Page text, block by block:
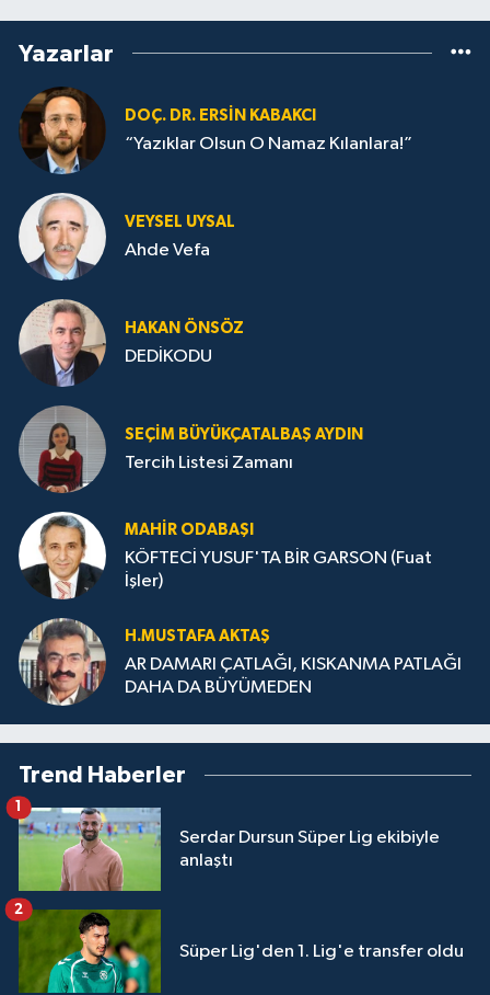
Yazarlar
DOÇ. DR. ERSIN KABAKCI
“Yazıklar Olsun O Namaz Kılanlara!”
VEYSEL UYSAL
Ahde Vefa
HA­KAN ÖN­SÖZ
DEDİKODU
SEÇIM BÜYÜKÇATALBAŞ AYDIN
Tercih Listesi Zamanı
MAHIR ODABAŞI
KÖFTECİ YUSUF'TA BİR GARSON (Fuat
İşler)
H.MUS­TA­FA AK­TAŞ
AR DAMARI ÇATLAĞI, KISKANMA PATLAĞI
DAHA DA BÜYÜMEDEN
Trend Haberler
Serdar Dursun Süper Lig ekibiyle
anlaştı
1
Süper Lig'den 1. Lig'e transfer oldu
2